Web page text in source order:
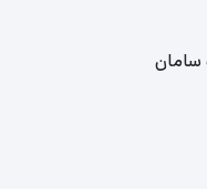
سامان